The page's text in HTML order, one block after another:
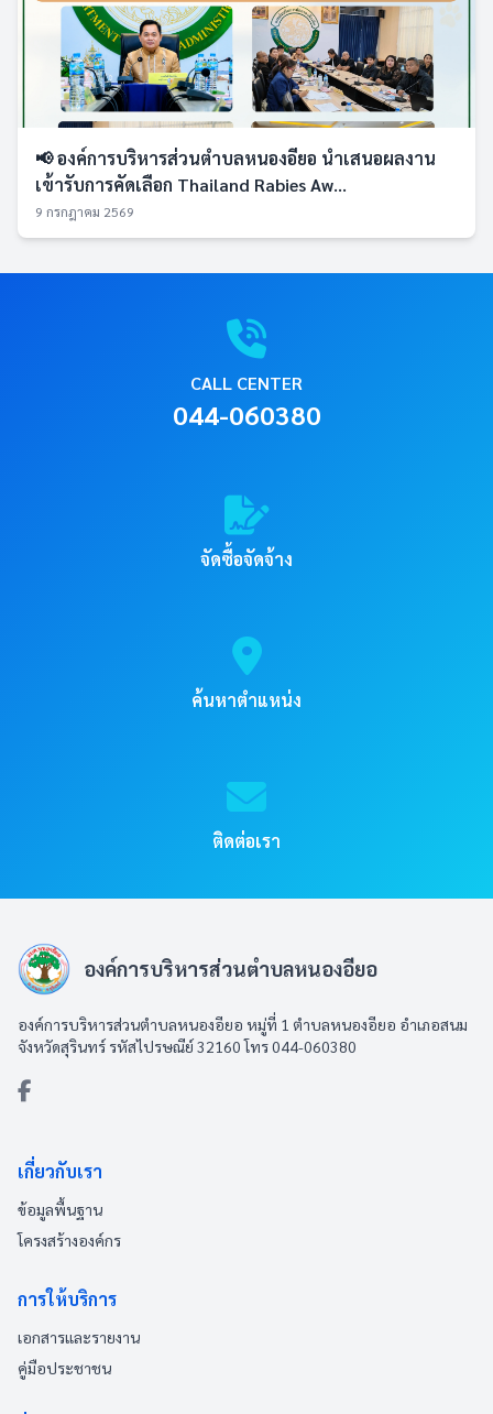
📢 องค์การบริหารส่วนตำบลหนองอียอ นำเสนอผลงาน
เข้ารับการคัดเลือก Thailand Rabies Aw...
9 กรกฎาคม 2569
CALL CENTER
044-060380
จัดซื้อจัดจ้าง
ค้นหาตำแหน่ง
ติดต่อเรา
องค์การบริหารส่วนตำบลหนองอียอ
องค์การบริหารส่วนตำบลหนองอียอ หมู่ที่ 1 ตำบลหนองอียอ อำเภอสนม
จังหวัดสุรินทร์ รหัสไปรษณีย์ 32160 โทร 044-060380
เกี่ยวกับเรา
ข้อมูลพื้นฐาน
โครงสร้างองค์กร
การให้บริการ
เอกสารและรายงาน
คู่มือประชาชน